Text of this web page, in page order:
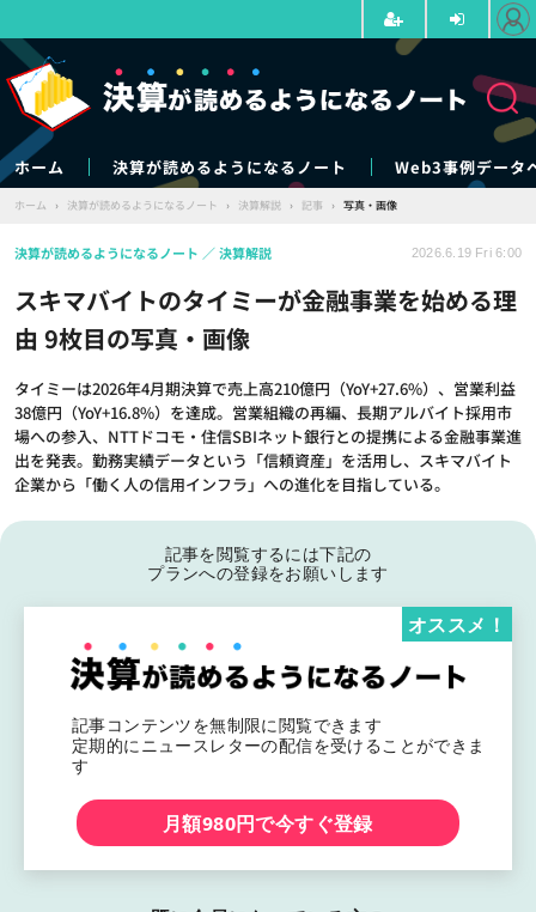
ホーム 決算が読めるようになるノート Web3事例データ
ホーム › 決算が読めるようになるノート › 決算解説 › 記事 › 写真・画像
スキマバイトのタイミーが金融事業を始める理
由 9枚目の写真・画像
タイミーは2026年4月期決算で売上高210億円（YoY+27.6%）、営業利益
38億円（YoY+16.8%）を達成。営業組織の再編、長期アルバイト採用市
場への参入、NTTドコモ・住信SBIネット銀行との提携による金融事業進
出を発表。勤務実績データという「信頼資産」を活用し、スキマバイト
企業から「働く人の信用インフラ」への進化を目指している。
決算が読めるようになるノート 決算解説 2026.6.19 Fri 6:00
記事を閲覧するには下記の
プランへの登録をお願いします
記事コンテンツを無制限に閲覧できます
定期的にニュースレターの配信を受けることができま
す
オススメ！
月額980円で今すぐ登録